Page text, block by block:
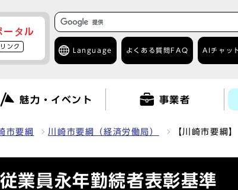
ータル
ンク
Language よくある質問 FAQ AIチャッ
魅力・イベント 事業者
市要綱 川崎市要綱（経済労働局） 【川崎市要綱
業員永年勤続者表彰基準